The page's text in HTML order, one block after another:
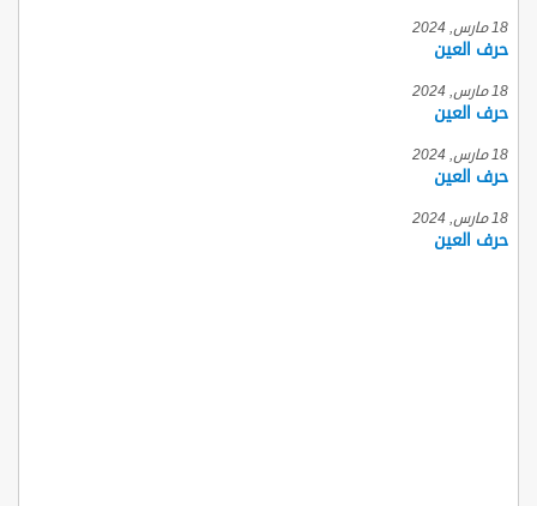
18 مارس, 2024
حرف العين
18 مارس, 2024
حرف العين
18 مارس, 2024
حرف العين
18 مارس, 2024
حرف العين